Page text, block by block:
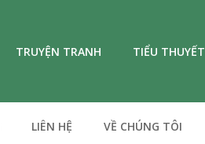
TRUYỆN TRANH TIỂU THUYẾT
LIÊN HỆ VỀ CHÚNG TÔI